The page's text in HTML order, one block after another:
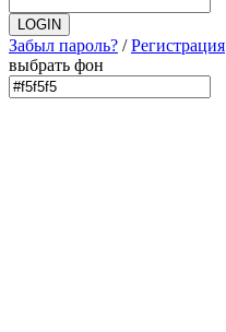
Забыл пароль? /Регистрация
выбрать фон